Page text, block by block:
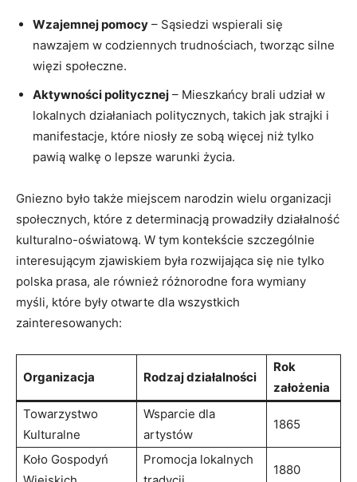
Wzajemnej pomocy – Sąsiedzi wspierali się
nawzajem w codziennych trudnościach, tworząc silne
więzi społeczne.
Aktywności politycznej – Mieszkańcy brali udział w
lokalnych działaniach politycznych, takich jak strajki i
manifestacje, które niosły ze sobą więcej niż tylko
pawią walkę o lepsze warunki życia.
Gniezno było także miejscem narodzin wielu organizacji
społecznych, które z determinacją prowadziły działalność
kulturalno-oświatową. W tym kontekście szczególnie
interesującym zjawiskiem była rozwijająca się nie tylko
polska prasa, ale również różnorodne fora wymiany
myśli, które były otwarte dla wszystkich
zainteresowanych:
Organizacja Rodzaj działalności
Rok
założenia
Towarzystwo
Kulturalne
Wsparcie dla
artystów
1865
Koło Gospodyń
Promocja lokalnych
1880